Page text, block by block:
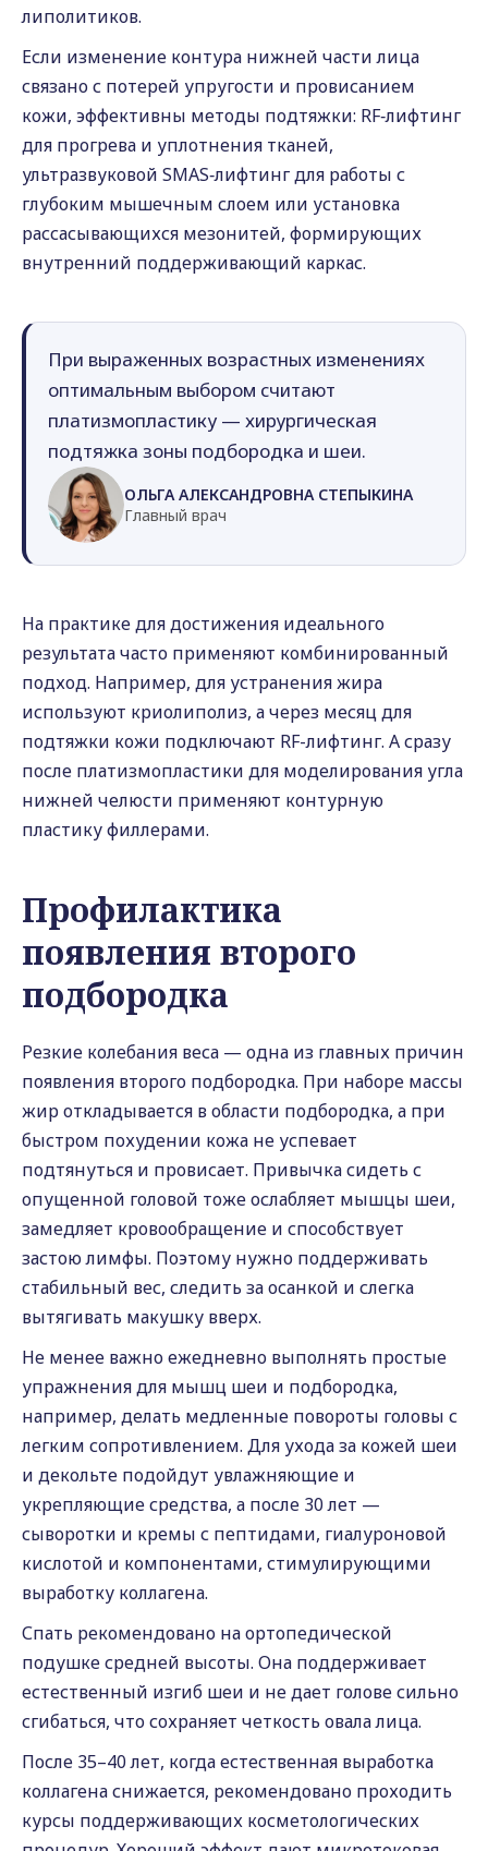
липолитиков.
Если изменение контура нижней части лица
связано с потерей упругости и провисанием
кожи, эффективны методы подтяжки: RF‑лифтинг
для прогрева и уплотнения тканей,
ультразвуковой SMAS‑лифтинг для работы с
глубоким мышечным слоем или установка
рассасывающихся мезонитей, формирующих
внутренний поддерживающий каркас.
При выраженных возрастных изменениях
оптимальным выбором считают
платизмопластику — хирургическая
подтяжка зоны подбородка и шеи.
ОЛЬГА АЛЕКСАНДРОВНА СТЕПЫКИНА
Главный врач
На практике для достижения идеального
результата часто применяют комбинированный
подход. Например, для устранения жира
используют криолиполиз, а через месяц для
подтяжки кожи подключают RF-лифтинг. А сразу
после платизмопластики для моделирования угла
нижней челюсти применяют контурную
пластику филлерами.
Профилактика
появления второго
подбородка
Резкие колебания веса — одна из главных причин
появления второго подбородка. При наборе массы
жир откладывается в области подбородка, а при
быстром похудении кожа не успевает
подтянуться и провисает. Привычка сидеть с
опущенной головой тоже ослабляет мышцы шеи,
замедляет кровообращение и способствует
застою лимфы. Поэтому нужно поддерживать
стабильный вес, следить за осанкой и слегка
вытягивать макушку вверх.
Не менее важно ежедневно выполнять простые
упражнения для мышц шеи и подбородка,
например, делать медленные повороты головы с
легким сопротивлением. Для ухода за кожей шеи
и декольте подойдут увлажняющие и
укрепляющие средства, а после 30 лет —
сыворотки и кремы с пептидами, гиалуроновой
кислотой и компонентами, стимулирующими
выработку коллагена.
Спать рекомендовано на ортопедической
подушке средней высоты. Она поддерживает
естественный изгиб шеи и не дает голове сильно
сгибаться, что сохраняет четкость овала лица.
После 35–40 лет, когда естественная выработка
коллагена снижается, рекомендовано проходить
курсы поддерживающих косметологических